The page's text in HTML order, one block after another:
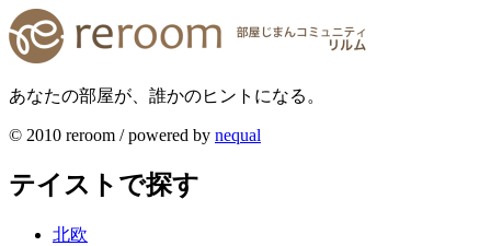
あなたの部屋が、誰かのヒントになる。
© 2010 reroom / powered by nequal
テイストで探す
北欧